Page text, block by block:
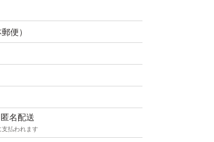
などの緩衝材で包んで発送い
便）
名配送
支払われます